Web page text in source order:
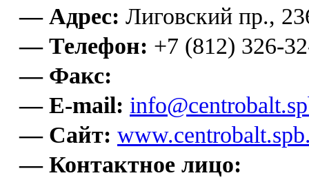
— Адрес: Лиговский пр.,
— Телефон: +7 (812) 326-
— Факс:
— E-mail:
— Сайт:
— Контактное лицо: